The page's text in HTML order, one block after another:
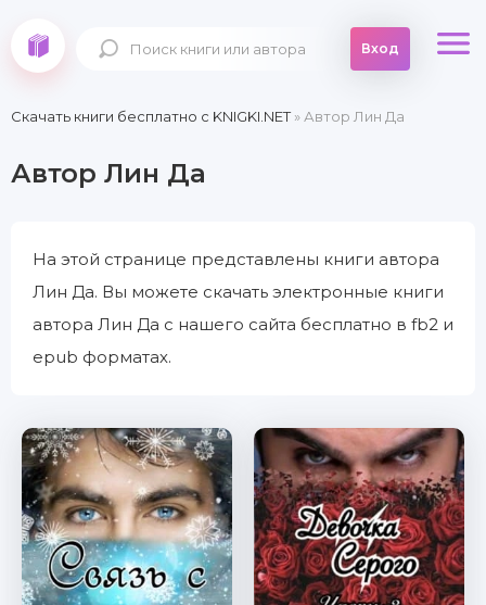
Вход
Скачать книги бесплатно c KNIGKI.NET» Автор Лин Да
Автор Лин Да
На этой странице представлены книги автора
Лин Да. Вы можете скачать электронные книги
автора Лин Да с нашего сайта бесплатно в fb2 и
epub форматах.